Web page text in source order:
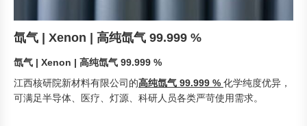
氙气 | Xenon | 高纯氙气 99.999 %
氙气 | Xenon | 高纯氙气 99.999 %
江西核研院新材料有限公司的高纯氙气 99.999 % 化学纯度优异，
可满足半导体、医疗、灯源、科研人员各类严苛使用需求。